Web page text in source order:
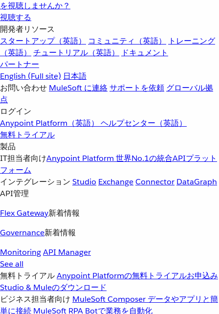
を視聴しませんか？
視聴する
開発者リソース
スタートアップ（英語）
コミュニティ（英語）
トレーニング
（英語）
チュートリアル（英語）
ドキュメント
パートナー
English (Full site) 日本語
お問い合わせ MuleSoft に連絡サポートを依頼 グローバル拠
点
ログイン
Anypoint Platform（英語） ヘルプセンター（英語）
無料トライアル
製品
IT担当者向けAnypoint Platform 世界No.1の統合APIプラット
フォーム
インテグレーション Studio ExchangeConnector DataGraph
API管理
Flex Gateway新着情報
Governance新着情報
MonitoringAPI Manager
See all
無料トライアルAnypoint Platformの無料トライアルお申込み
Studio & Muleのダウンロード
ビジネス担当者向け MuleSoft Composer データやアプリと簡
単に接続 MuleSoft RPA Botで業務を自動化